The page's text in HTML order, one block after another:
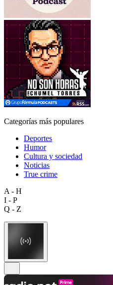
Categorías más populares
Deportes
Humor
Cultura y sociedad
Noticias
True crime
A - H
I - P
Q - Z